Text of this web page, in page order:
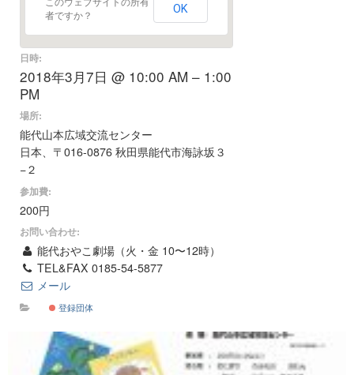
このウェブサイトの所有
者ですか？
OK
日時:
2018年3月7日 @ 10:00 AM – 1:00
PM
場所:
能代山本広域交流センター
日本、〒016-0876 秋田県能代市海詠坂３
−２
参加費:
200円
お問い合わせ:
能代おやこ劇場（火・金 10〜12時）
TEL&FAX 0185-54-5877
メール
登録団体